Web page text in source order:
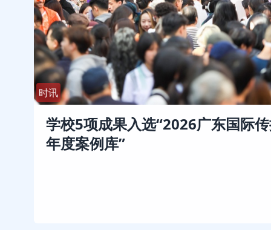
时讯
学校5项成果入选“2026广东国际
年度案例库”